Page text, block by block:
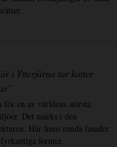
i Ytterjärna tar katter
för en av världens största
Det märks i den
Här finns runda fasader
former.